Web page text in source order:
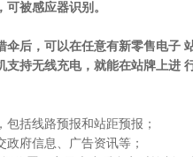
可被感应器识别。
伞后，可以在任意有新零售电子
支持无线充电，就能在站牌上进
括线路预报和站距预报；
府信息、广告资讯等；